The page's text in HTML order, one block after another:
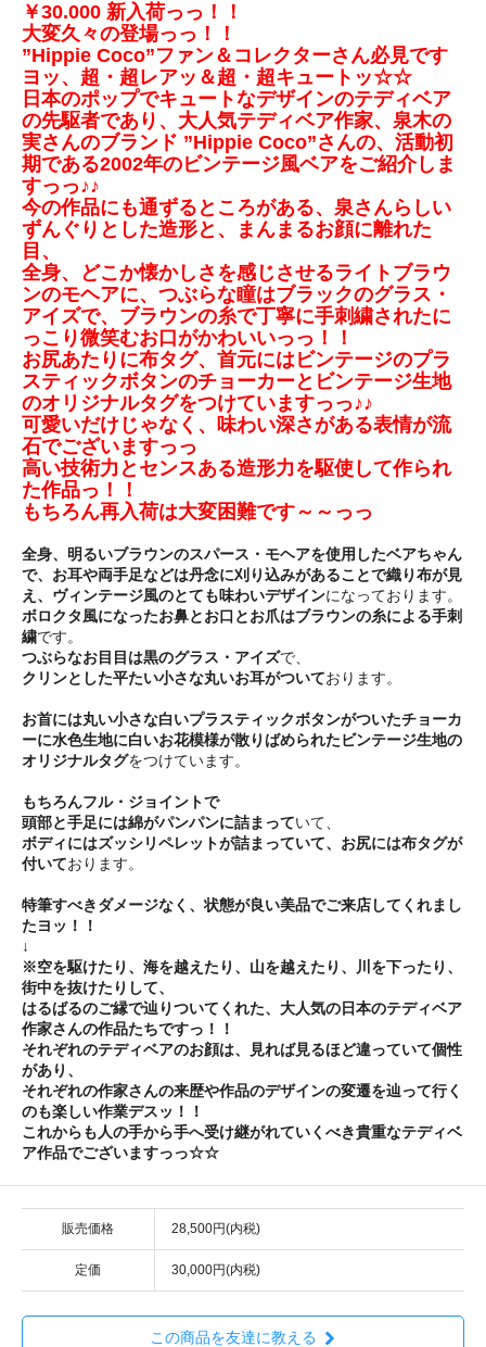
￥30.000 新入荷っっ！！
大変久々の登場っっ！！
”Hippie Coco”ファン＆コレクターさん必見です
ヨッ、超・超レアッ＆超・超キュートッ☆☆
日本のポップでキュートなデザインのテディベア
の先駆者であり、大人気テディベア作家、泉木の
実さんのブランド ”Hippie Coco”さんの、活動初
期である2002年のビンテージ風ベアをご紹介しま
すっっ♪♪
今の作品にも通ずるところがある、泉さんらしい
ずんぐりとした造形と、まんまるお顔に離れた
目、
全身、どこか懐かしさを感じさせるライトブラウ
ンのモヘアに、つぶらな瞳はブラックのグラス・
アイズで、ブラウンの糸で丁寧に手刺繍されたに
っこり微笑むお口がかわいいっっ！！
お尻あたりに布タグ、首元にはビンテージのプラ
スティックボタンのチョーカーとビンテージ生地
のオリジナルタグをつけていますっっ♪♪
可愛いだけじゃなく、味わい深さがある表情が流
石でございますっっ
高い技術力とセンスある造形力を駆使して作られ
た作品っ！！
もちろん再入荷は大変困難です～～っっ
全身、明るいブラウンのスパース・モヘアを使用したベアちゃん
で、お耳や両手足などは丹念に刈り込みがあることで織り布が見
え、ヴィンテージ風のとても味わいデザインになっております。
ボロクタ風になったお鼻とお口とお爪はブラウンの糸による手刺
繍です。
つぶらなお目目は黒のグラス・アイズで、
クリンとした平たい小さな丸いお耳がついております。
お首には丸い小さな白いプラスティックボタンがついたチョーカ
ーに水色生地に白いお花模様が散りばめられたビンテージ生地の
オリジナルタグをつけています。
もちろんフル・ジョイントで
頭部と手足には綿がパンパンに詰まっていて、
ボディにはズッシリペレットが詰まっていて、お尻には布タグが
付いております。
特筆すべきダメージなく、状態が良い美品でご来店してくれまし
たヨッ！！
↓
※空を駆けたり、海を越えたり、山を越えたり、川を下ったり、
街中を抜けたりして、
はるばるのご縁で辿りついてくれた、大人気の日本のテディベア
作家さんの作品たちですっ！！
それぞれのテディベアのお顔は、見れば見るほど違っていて個性
があり、
それぞれの作家さんの来歴や作品のデザインの変遷を辿って行く
のも楽しい作業デスッ！！
これからも人の手から手へ受け継がれていくべき貴重なテディベ
ア作品でございますっっ☆☆
販売価格 28,500円(内税)
定価 30,000円(内税)
この商品を友達に教える